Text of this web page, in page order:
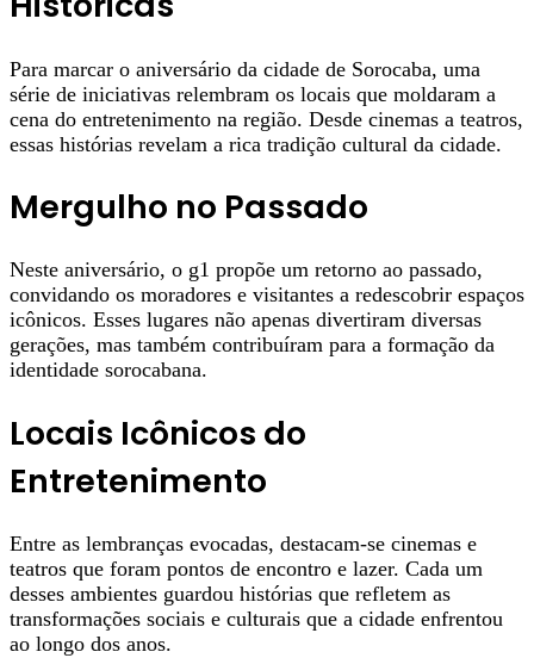
Para marcar o aniversário da cidade de Sorocaba, uma
série de iniciativas relembram os locais que moldaram a
cena do entretenimento na região. Desde cinemas a teatros,
essas histórias revelam a rica tradição cultural da cidade.
Mergulho no Passado
Neste aniversário, o g1 propõe um retorno ao passado,
convidando os moradores e visitantes a redescobrir espaços
icônicos. Esses lugares não apenas divertiram diversas
gerações, mas também contribuíram para a formação da
identidade sorocabana.
Locais Icônicos do
Entretenimento
Entre as lembranças evocadas, destacam-se cinemas e
teatros que foram pontos de encontro e lazer. Cada um
desses ambientes guardou histórias que refletem as
transformações sociais e culturais que a cidade enfrentou
ao longo dos anos.